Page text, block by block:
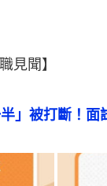
見聞】
」被打斷！面